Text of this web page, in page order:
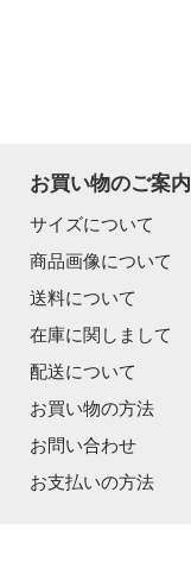
お買い物のご案内
サイズについて
商品画像について
送料について
在庫に関しまして
配送について
お買い物の方法
お問い合わせ
お支払いの方法